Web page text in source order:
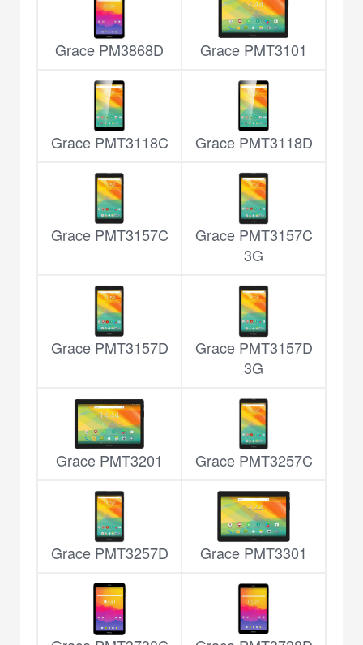
Grace PM3868D Grace PMT3101
Grace PMT3118C Grace PMT3118D
Grace PMT3157C
Grace PMT3157C
3G
Grace PMT3157D
Grace PMT3157D
3G
Grace PMT3201 Grace PMT3257C
Grace PMT3257D Grace PMT3301